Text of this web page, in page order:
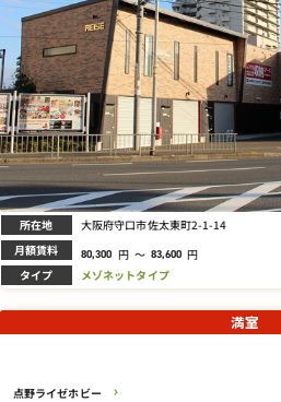
所在地 大阪府守口市佐太東町2-1-14
月額賃料 80,300 円 ～ 83,600 円
タイプ メゾネットタイプ
点野ライゼホビー
満室